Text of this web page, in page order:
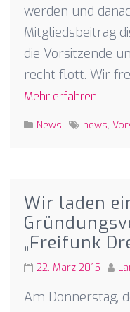
werden und
Mitgliedsbeitrag
die Vorsitzende
recht flott. Wir
Mehr erfahren
News news,
Wir laden
„Freifunk
22. März 2015
Am Donnerstag,